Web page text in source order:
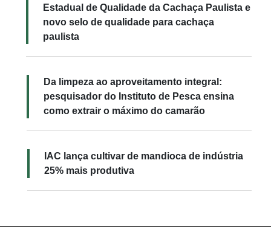
Estadual de Qualidade da Cachaça Paulista e
novo selo de qualidade para cachaça
paulista
Da limpeza ao aproveitamento integral:
pesquisador do Instituto de Pesca ensina
como extrair o máximo do camarão
IAC lança cultivar de mandioca de indústria
25% mais produtiva